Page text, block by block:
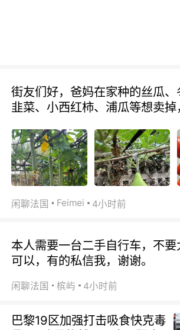
街友们好，爸妈在家种的丝瓜、
韭菜、小西红柿、浦瓜等想卖
闲聊法国 Feimei 4小时前
本人需要一台二手自行车，不
可以，有的私信我，谢谢。
闲聊法国 槟屿 4小时前
巴黎19区加强打击吸食快克毒